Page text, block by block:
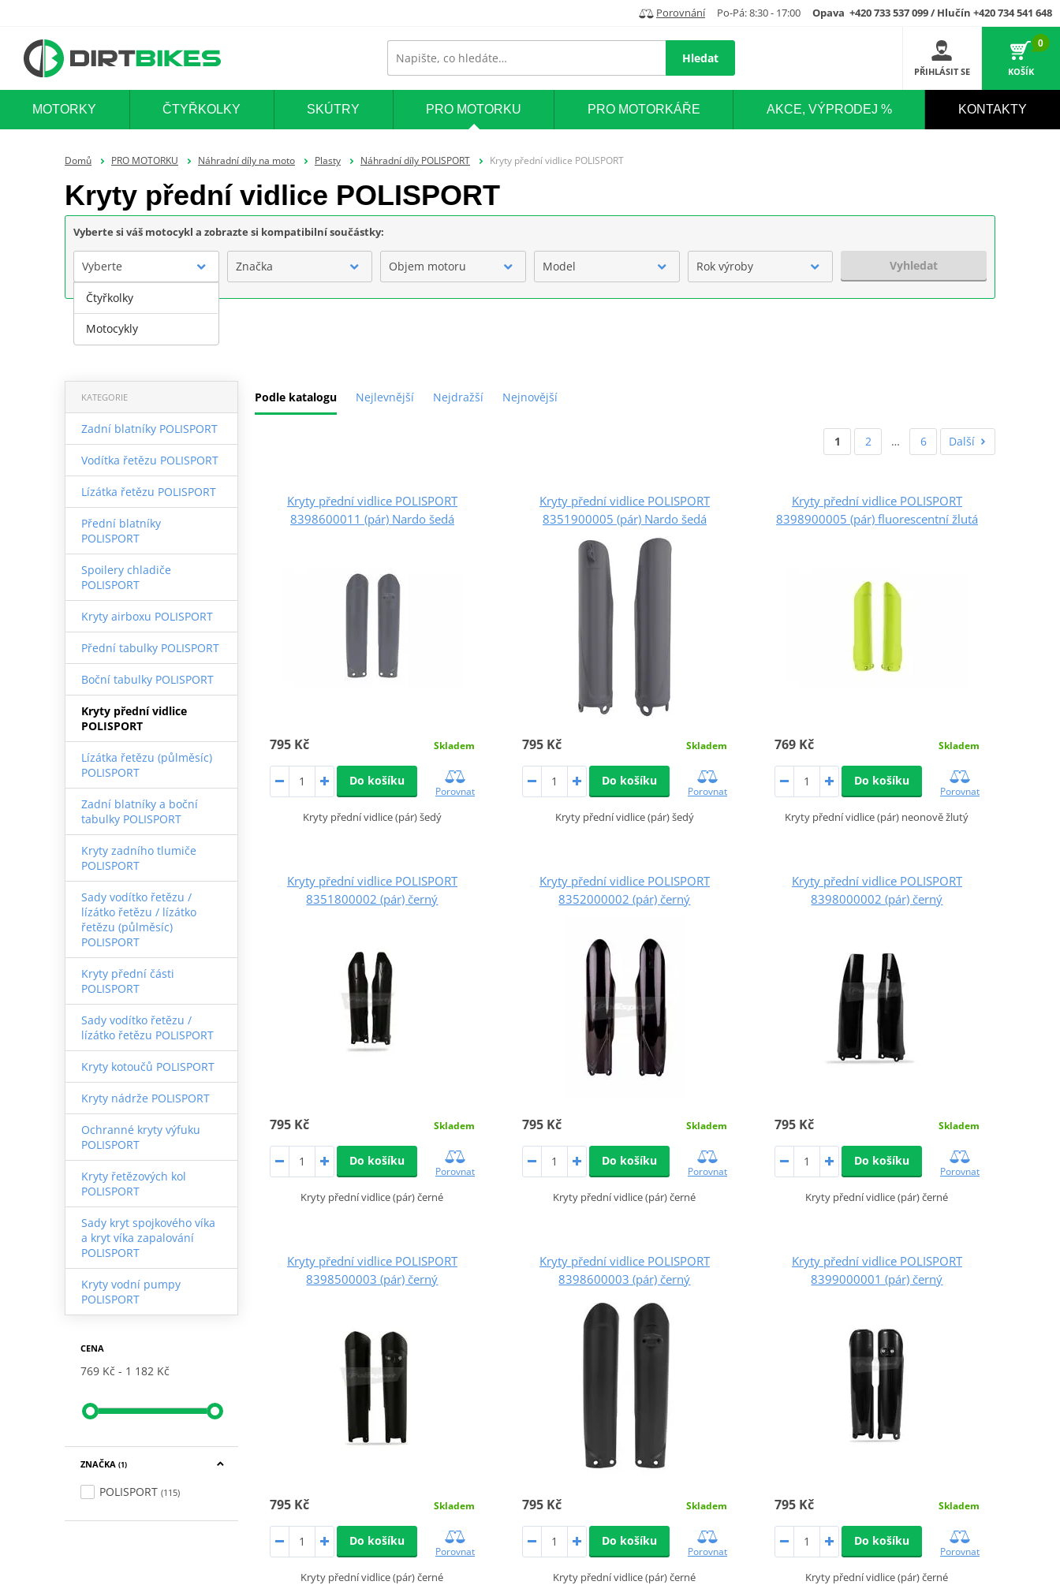
Porovnání Po-Pá: 8:30 - 17:00 Opava +420 733 537 099 / Hlučín +420 734 541 648
Hledat
PŘIHLÁSIT SE
0
KOŠÍK
MOTORKY ČTYŘKOLKY SKÚTRY PRO MOTORKU PRO MOTORKÁŘE AKCE, VÝPRODEJ % KONTAKTY
Domů PRO MOTORKU Náhradní díly na moto Plasty Náhradní díly POLISPORT Kryty přední vidlice POLISPORT
Kryty přední vidlice POLISPORT
Vyberte si váš motocykl a zobrazte si kompatibilní součástky:
Vyberte Značka Objem motoru Model Rok výroby Vyhledat
Podle katalogu Nejlevnější Nejdražší Nejnovější
KATEGORIE
Zadní blatníky POLISPORT
Vodítka řetězu POLISPORT
Lízátka řetězu POLISPORT
Přední blatníky
POLISPORT
Spoilery chladiče
POLISPORT
Kryty airboxu POLISPORT
Přední tabulky POLISPORT
Boční tabulky POLISPORT
Kryty přední vidlice
POLISPORT
Lízátka řetězu (půlměsíc)
POLISPORT
Zadní blatníky a boční
tabulky POLISPORT
Kryty zadního tlumiče
POLISPORT
Sady vodítko řetězu /
lízátko řetězu / lízátko
řetězu (půlměsíc)
POLISPORT
Kryty přední části
POLISPORT
Sady vodítko řetězu /
lízátko řetězu POLISPORT
Kryty kotoučů POLISPORT
Kryty nádrže POLISPORT
Ochranné kryty výfuku
POLISPORT
Kryty řetězových kol
POLISPORT
Sady kryt spojkového víka
a kryt víka zapalování
POLISPORT
Kryty vodní pumpy
POLISPORT
CENA
769 Kč 1 182 Kč
ZNAČKA (1)
POLISPORT (115)
1 2 … 6 Další
Kryty přední vidlice POLISPORT
8398600011 (pár) Nardo šedá
795 Kč Skladem
Do košíku
Porovnat
Kryty přední vidlice (pár) šedý
Kryty přední vidlice POLISPORT
8351900005 (pár) Nardo šedá
795 Kč Skladem
Do košíku
Porovnat
Kryty přední vidlice (pár) šedý
Kryty přední vidlice POLISPORT
8398900005 (pár) fluorescentní žlutá
769 Kč Skladem
Do košíku
Porovnat
Kryty přední vidlice (pár) neonově žlutý
Kryty přední vidlice POLISPORT
8351800002 (pár) černý
795 Kč Skladem
Do košíku
Porovnat
Kryty přední vidlice (pár) černé
Kryty přední vidlice POLISPORT
8352000002 (pár) černý
795 Kč Skladem
Do košíku
Porovnat
Kryty přední vidlice (pár) černé
Kryty přední vidlice POLISPORT
8398000002 (pár) černý
795 Kč Skladem
Do košíku
Porovnat
Kryty přední vidlice (pár) černé
Kryty přední vidlice POLISPORT
8398500003 (pár) černý
795 Kč Skladem
Do košíku
Porovnat
Kryty přední vidlice (pár) černé
Kryty přední vidlice POLISPORT
8398600003 (pár) černý
795 Kč Skladem
Do košíku
Porovnat
Kryty přední vidlice (pár) černé
Kryty přední vidlice POLISPORT
8399000001 (pár) černý
795 Kč Skladem
Do košíku
Porovnat
Kryty přední vidlice (pár) černé
Čtyřkolky
Motocykly